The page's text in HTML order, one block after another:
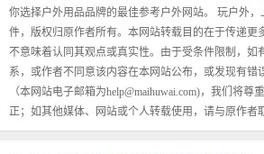
你选择户外用品品牌的最佳参考户外网站。 玩户外
件，版权归原作者所有。本网站转载目的在于传递更
不意味着认同其观点或真实性。由于受条件限制，如
系，或作者不同意该内容在本网站公布，或发现有错
（本网站电子邮箱为help@maihuwai.com)，我们将
正；如其他媒体、网站或个人转载使用，请与原作者